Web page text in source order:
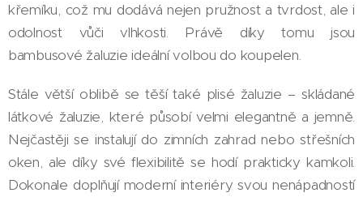
křemíku, což mu dodává nejen pružnost a tvrdost, ale i
odolnost vůči vlhkosti. Právě díky tomu jsou
bambusové žaluzie ideální volbou do koupelen.
Stále větší oblibě se těší také plisé žaluzie – skládané
látkové žaluzie, které působí velmi elegantně a jemně.
Nejčastěji se instalují do zimních zahrad nebo střešních
oken, ale díky své flexibilitě se hodí prakticky kamkoli.
Dokonale doplňují moderní interiéry svou nenápadností